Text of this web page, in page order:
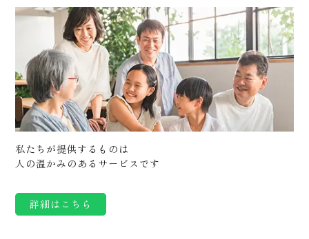
私たちが提供するものは
人の温かみのあるサービスです
詳細はこちら